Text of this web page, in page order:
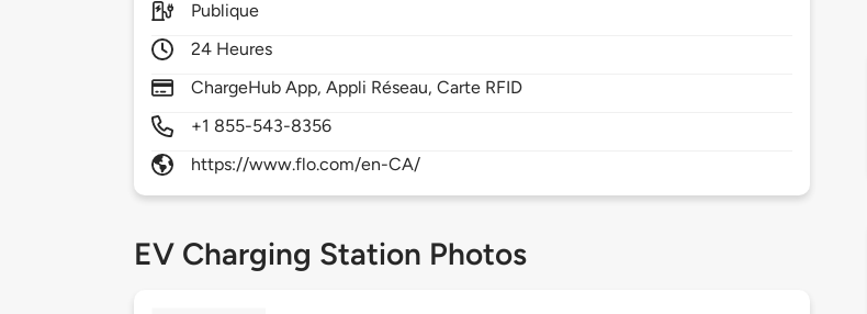
Publique
24 Heures
ChargeHub App, Appli Réseau, Carte RFID
+1 855-543-8356
https://www.flo.com/en-CA/
EV Charging Station Photos